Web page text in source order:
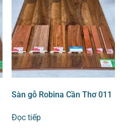
Sàn gỗ Robina Cần Thơ 011
Đọc tiếp